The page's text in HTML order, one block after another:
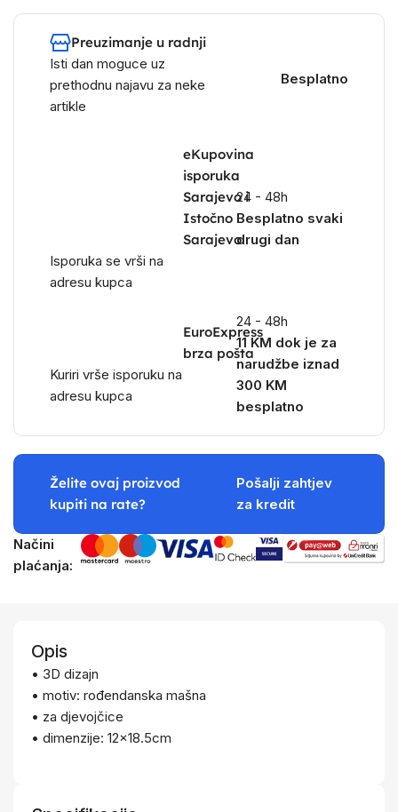
Preuzimanje u radnji
Isti dan moguce uz
prethodnu najavu za neke
artikle
Besplatno
eKupovina
isporuka
Sarajevo i
Istočno
Sarajevo
Isporuka se vrši na
adresu kupca
24 - 48h
Besplatno svaki
drugi dan
EuroExpress
brza pošta
Kuriri vrše isporuku na
adresu kupca
24 - 48h
11 KM dok je za
narudžbe iznad
300 KM
besplatno
Želite ovaj proizvod
kupiti na rate?
Pošalji zahtjev
za kredit
Načini
plaćanja:
Opis
• 3D dizajn
• motiv: rođendanska mašna
• za djevojčice
• dimenzije: 12×18.5cm